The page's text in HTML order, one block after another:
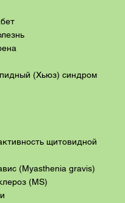
(Хьюз) синдром
щитовидной
(Myasthenia gravis)
(MS)